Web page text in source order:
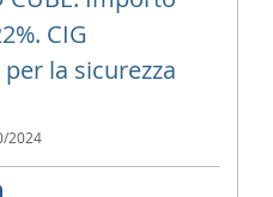
CIG
la sicurezza
2024